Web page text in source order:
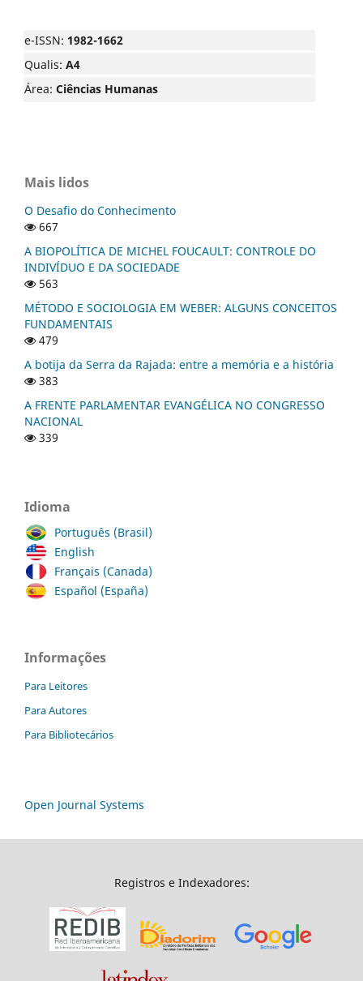
e-ISSN: 1982-1662
Qualis: A4
Área: Ciências Humanas
Mais lidos
O Desafio do Conhecimento
667
A BIOPOLÍTICA DE MICHEL FOUCAULT: CONTROLE DO
INDIVÍDUO E DA SOCIEDADE
563
MÉTODO E SOCIOLOGIA EM WEBER: ALGUNS CONCEITOS
FUNDAMENTAIS
479
A botija da Serra da Rajada: entre a memória e a história
383
A FRENTE PARLAMENTAR EVANGÉLICA NO CONGRESSO
NACIONAL
339
Idioma
Português (Brasil)
English
Français (Canada)
Español (España)
Informações
Para Leitores
Para Autores
Para Bibliotecários
Open Journal Systems
Registros e Indexadores: